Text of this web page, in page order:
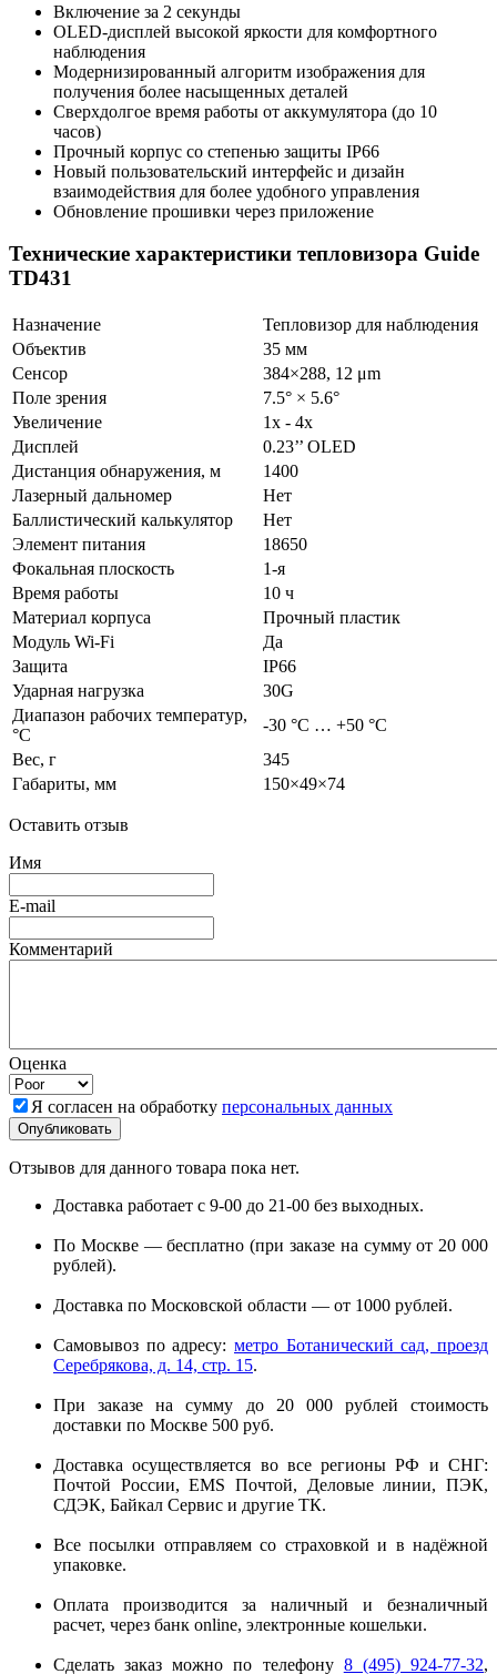
Включение за 2 секунды
OLED-дисплей высокой яркости для комфортного
наблюдения
Модернизированный алгоритм изображения для
получения более насыщенных деталей
Сверхдолгое время работы от аккумулятора (до 10
часов)
Прочный корпус со степенью защиты IP66
Новый пользовательский интерфейс и дизайн
взаимодействия для более удобного управления
Обновление прошивки через приложение
Технические характеристики тепловизора Guide
TD431
Назначение
Тепловизор для наблюдения
Объектив
35 мм
Сенсор
384×288, 12 μm
Поле зрения
7.5° × 5.6°
Увеличение
1х - 4х
Дисплей
0.23’’ OLED
Дистанция обнаружения, м
1400
Лазерный дальномер
Нет
Баллистический калькулятор
Нет
Элемент питания
18650
Фокальная плоскость
1-я
Время работы
10 ч
Материал корпуса
Прочный пластик
Модуль Wi-Fi
Да
Защита
IP66
Ударная нагрузка
30G
Диапазон рабочих температур,
°C
-30 °C … +50 °C
Вес, г
345
Габариты, мм
150×49×74
Оставить отзыв
Имя
E-mail
Комментарий
Оценка
Я согласен на обработку персональных данных
Отзывов для данного товара пока нет.
Доставка работает с 9-00 до 21-00 без выходных.
По Москве — бесплатно (при заказе на сумму от 20 000
рублей).
Доставка по Московской области — от 1000 рублей.
Самовывоз по адресу: метро Ботанический сад, проезд
Серебрякова, д. 14, стр. 15.
При заказе на сумму до 20 000 рублей стоимость
доставки по Москве 500 руб.
Доставка осуществляется во все регионы РФ и СНГ:
Почтой России, EMS Почтой, Деловые линии, ПЭК,
СДЭК, Байкал Сервис и другие ТК.
Все посылки отправляем со страховкой и в надёжной
упаковке.
Оплата производится за наличный и безналичный
расчет, через банк online, электронные кошельки.
Сделать заказ можно по телефону 8 (495) 924-77-32,